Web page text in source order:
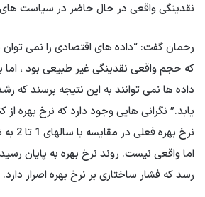
نقدینگی واقعی در حال حاضر در سیاست
رحمان گفت: “داده های اقتصادی را نمی
که حجم واقعی نقدینگی غیر طبیعی بود ، اما
داده ها نمی توانند به این نتیجه برسند که
یابد.” نگرانی هایی وجود دارد که نرخ بهره
نرخ
اما واقعی نیست. روند نرخ بهره به پایان
رسد که فشار ساختاری بر نرخ بهره اصرار دارد.